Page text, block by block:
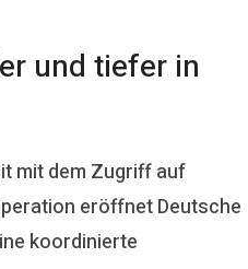
und tiefer in
mit dem Zugriff auf
eröffnet Deutsche
koordinierte